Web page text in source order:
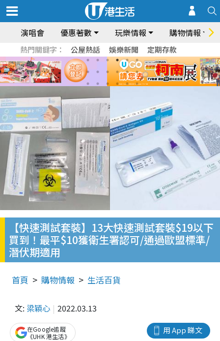
演唱會 優惠著數 玩樂情報 購物情報
熱門關鍵字： 公屋熱話 娛樂新聞 定期存款
【快速測試套裝】13大快速測試套裝$19以下
買到！最平$10獲衛生署認可/通過歐盟標準/
潛伏期適用
首頁 購物情報 生活百貨
文: 梁穎心 2022.03.13
用 App 睇文
在Google追蹤
《UHK 港生活》